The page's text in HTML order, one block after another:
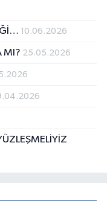
10.06.2026
MI? 25.05.2026